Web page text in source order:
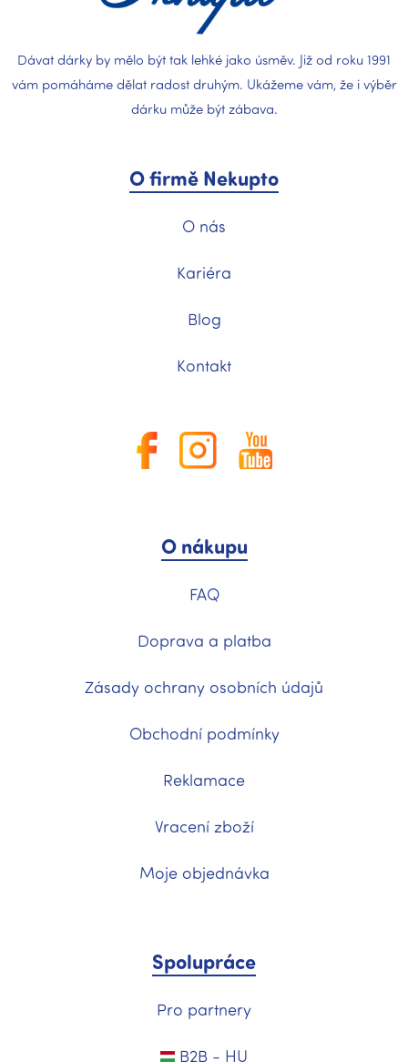
Dávat dárky by mělo být tak lehké jako úsměv. Již od roku 1991
vám pomáháme dělat radost druhým. Ukážeme vám, že i výběr
dárku může být zábava.
O firmě Nekupto
O nás
Kariéra
Blog
Kontakt
O nákupu
FAQ
Doprava a platba
Zásady ochrany osobních údajů
Obchodní podmínky
Reklamace
Vracení zboží
Moje objednávka
Spolupráce
Pro partnery
B2B - HU